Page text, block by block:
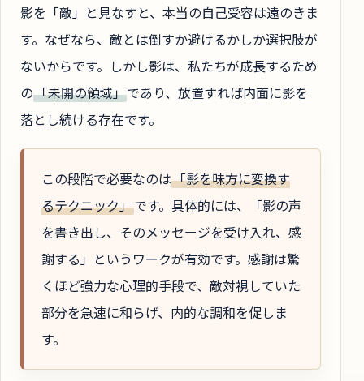
影を「敵」と見なすと、本当の自己受容は遠のきま
す。なぜなら、敵とは倒すか避けるかしか選択肢が
ないからです。しかし影は、私たちが成長するため
の「未開の領域」であり、放置すれば内面に影を
落とし続ける存在です。
この段階で必要なのは「影を味方に変換す
るテクニック」です。具体的には、「影の声
を書き出し、そのメッセージを受け入れ、感
謝する」というワークが有効です。感謝は驚
くほど強力な心理的手段で、敵対視していた
部分を急速に和らげ、内的な調和を促しま
す。